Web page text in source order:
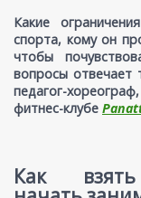
Какие
спорта, кому он
чтобы
вопросы отвечает
педагог-
фитнес-клубе
Как